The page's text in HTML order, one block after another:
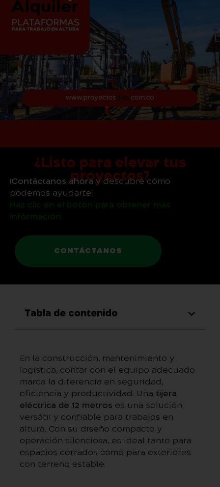
¿Listo para elevar tus
proyectos?
Contáctanos ahoray descubre cómo
podemos ayudarte!
Haz clic en el botón para obtener más
información.
CONTÁCTANOS
Tabla de contenido
En la construcción, mantenimiento y
logística, contar con el equipo adecuado
marca la diferencia en seguridad,
eficiencia y productividad. Una tijera
eléctrica de 12 metros es una solución
versátil y confiable para trabajos en
altura. Con su diseño compacto y
operación silenciosa, es ideal tanto para
espacios cerrados como para exteriores
con terreno estable.